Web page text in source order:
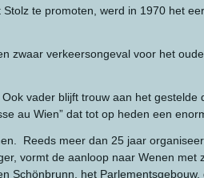
te promoten, werd in 1970 het
zwaar verkeersongeval voor het
vader blijft trouw aan het
au Wien” dat tot op heden een
Reeds meer dan 25 jaar
vormt de aanloop naar Wenen met
het Parlementsgebouw,